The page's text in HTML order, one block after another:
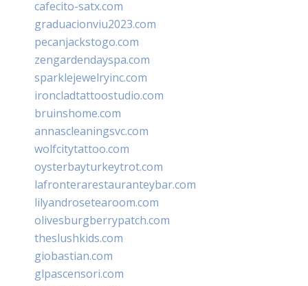
cafecito-satx.com
graduacionviu2023.com
pecanjackstogo.com
zengardendayspa.com
sparklejewelryinc.com
ironcladtattoostudio.com
bruinshome.com
annascleaningsvc.com
wolfcitytattoo.com
oysterbayturkeytrot.com
lafronterarestauranteybar.com
lilyandrosetearoom.com
olivesburgberrypatch.com
theslushkids.com
giobastian.com
glpascensori.com